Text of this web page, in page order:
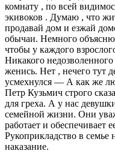
комнату , по всей
экивоков . Думаю , что
продавай дом и езжай
обычаи. Немного
чтобы у каждого
Никакого
женись. Нет , нечего тут
усмехнулся — А как же
Петр Кузьмич строго
для греха. А у нас
семейной жизни. Они
работает и обеспечивает
Рукоприкладство в
наказание.